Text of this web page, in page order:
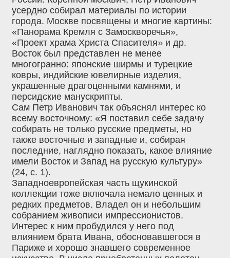
усердно собирал материалы по истории
города. Москве посвящены и многие картины:
«Панорама Кремля с Замоскворечья»,
«Проект храма Христа Спасителя» и др.
Восток был представлен не менее
многогранно: японские ширмы и турецкие
ковры, индийские ювелирные изделия,
украшенные драгоценными камнями, и
персидские манускрипты.
Сам Петр Иванович так объяснял интерес ко
всему восточному: «Я поставил себе задачу
собирать не только русские предметы, но
также восточные и западные и, собирая
последние, наглядно показать, какое влияние
имели Восток и Запад на русскую культуру»
(24, с. 1).
Западноевропейская часть щукинской
коллекции тоже включала немало ценных и
редких предметов. Владел он и небольшим
собранием живописи импрессионистов.
Интерес к ним пробудился у него под
влиянием брата Ивана, обосновавшегося в
Париже и хорошо знавшего современное